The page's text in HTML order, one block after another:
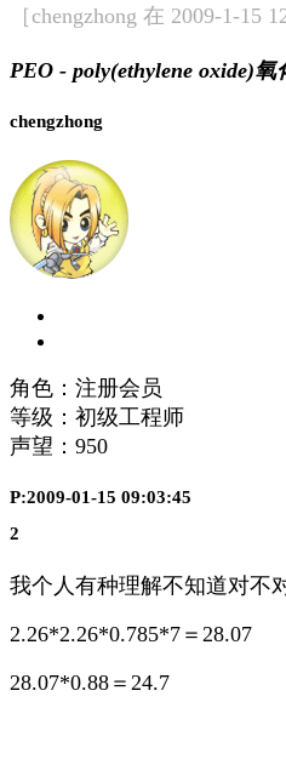
［chengzhong 在 2009-1-15
PEO - poly(ethylene oxide)氧
chengzhong
角色：注册会员
等级：初级工程师
声望： 950
P:2009-01-15 09:03:45
2
我个人有种理解不知道对不
2.26*2.26*0.785*7＝28.07
28.07*0.88＝24.7